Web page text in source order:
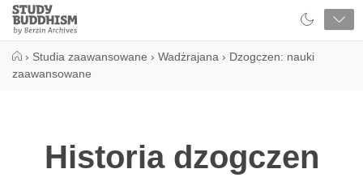
Close
Study
Buddhism
› Studia zaawansowane › Wadżrajana › Dzogczen: nauki
zaawansowane
Historia dzogczen